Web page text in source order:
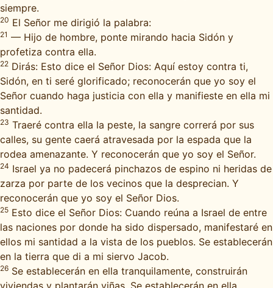
siempre.
20 El Señor me dirigió la palabra:
21 — Hijo de hombre, ponte mirando hacia Sidón y
profetiza contra ella.
22 Dirás: Esto dice el Señor Dios: Aquí estoy contra ti,
Sidón, en ti seré glorificado; reconocerán que yo soy el
Señor cuando haga justicia con ella y manifieste en ella mi
santidad.
23 Traeré contra ella la peste, la sangre correrá por sus
calles, su gente caerá atravesada por la espada que la
rodea amenazante. Y reconocerán que yo soy el Señor.
24 Israel ya no padecerá pinchazos de espino ni heridas de
zarza por parte de los vecinos que la desprecian. Y
reconocerán que yo soy el Señor Dios.
25 Esto dice el Señor Dios: Cuando reúna a Israel de entre
las naciones por donde ha sido dispersado, manifestaré en
ellos mi santidad a la vista de los pueblos. Se establecerán
en la tierra que di a mi siervo Jacob.
26 Se establecerán en ella tranquilamente, construirán
viviendas y plantarán viñas. Se establecerán en ella